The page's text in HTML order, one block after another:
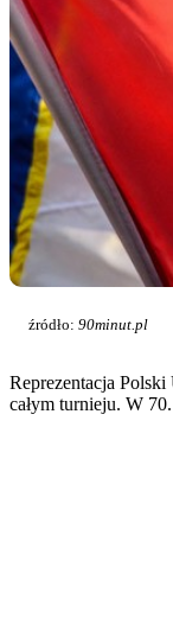
źródło: 90minut.pl
Reprezentacja
całym turnieju. W